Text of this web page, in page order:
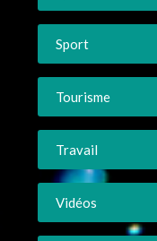
Sport
Tourisme
Travail
Vidéos